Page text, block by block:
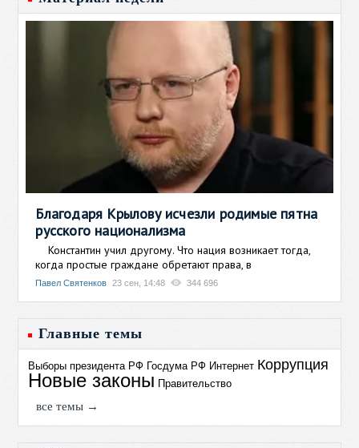
Благодаря Крылову исчезли родимые пятна
русского национализма
Константин учил другому. Что нация возникает тогда,
когда простые граждане обретают права, в
Павел Святенков 23 сен, 14:48 344 696
Главные темы
Выборы президента РФ Госдума РФ Интернет Коррупция
Новые законы Правительство
все темы →